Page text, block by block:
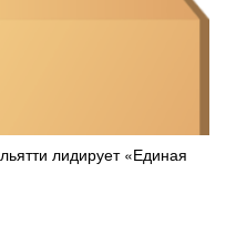
лидирует «Единая